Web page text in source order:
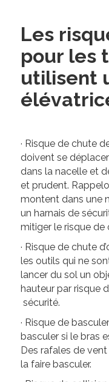
Les
pour les
utilisent
· Risque de chute
doivent se
dans la nacelle et
et prudent.
montent dans une
un harnais de
mitiger le risque de
· Risque de chute
les outils qui ne
lancer du sol un
hauteur par risque
sécurité.
· Risque de
basculer si le bras
Des rafales de
la faire basculer.